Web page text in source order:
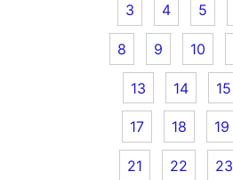
3 4 5
8 9 10
13 14 15
17 18 19
21 22 23